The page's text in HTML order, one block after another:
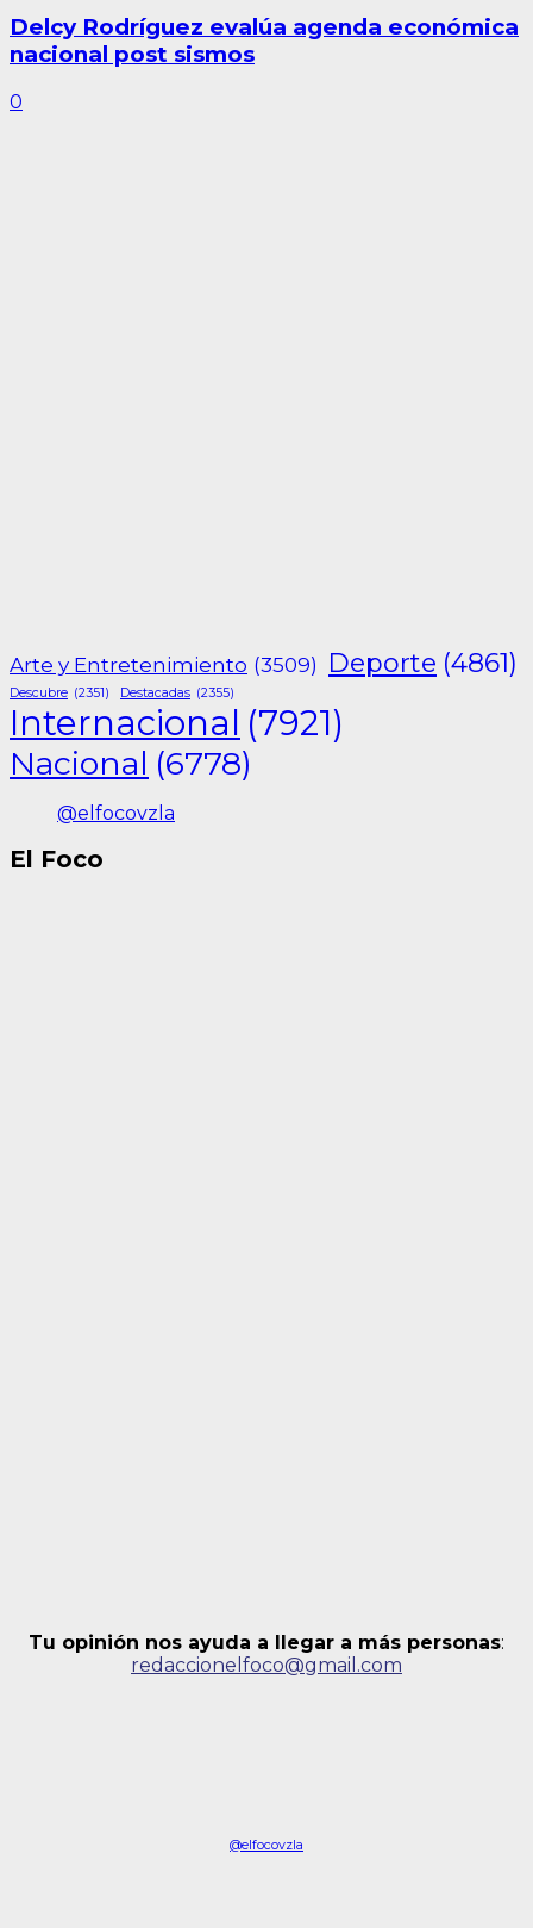
Delcy Rodríguez evalúa agenda económica
nacional post sismos
0
Arte y Entretenimiento (3509) Deporte (4861)
Descubre (2351) Destacadas (2355)
Internacional (7921)
Nacional (6778)
@elfocovzla
El Foco
Tu opinión nos ayuda a llegar a más personas:
redaccionelfoco@gmail.com
@elfocovzla